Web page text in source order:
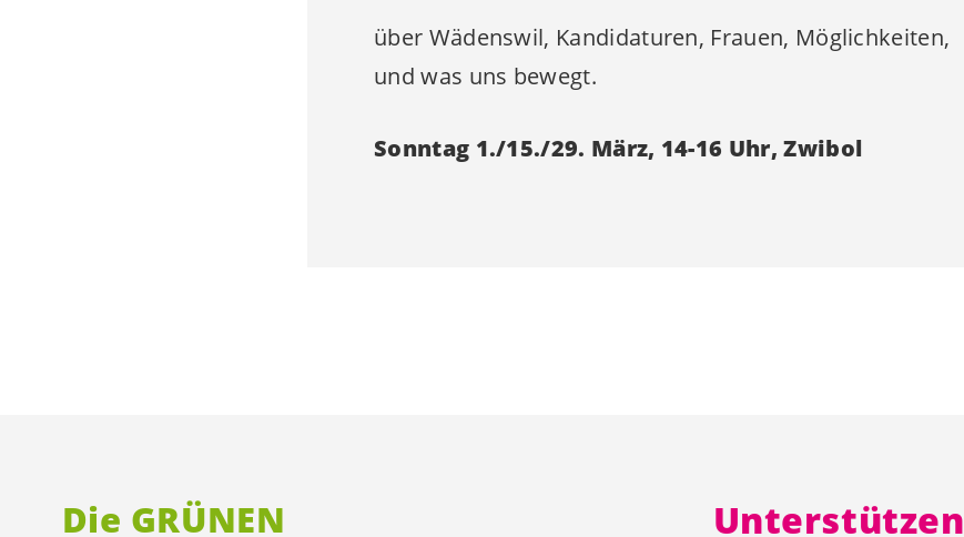
über Wädenswil, Kandidaturen, Frauen, Möglichkeiten,
und was uns bewegt.
Sonntag 1./15./29. März, 14-16 Uhr, Zwibol
Unterstützen
Die GRÜNEN